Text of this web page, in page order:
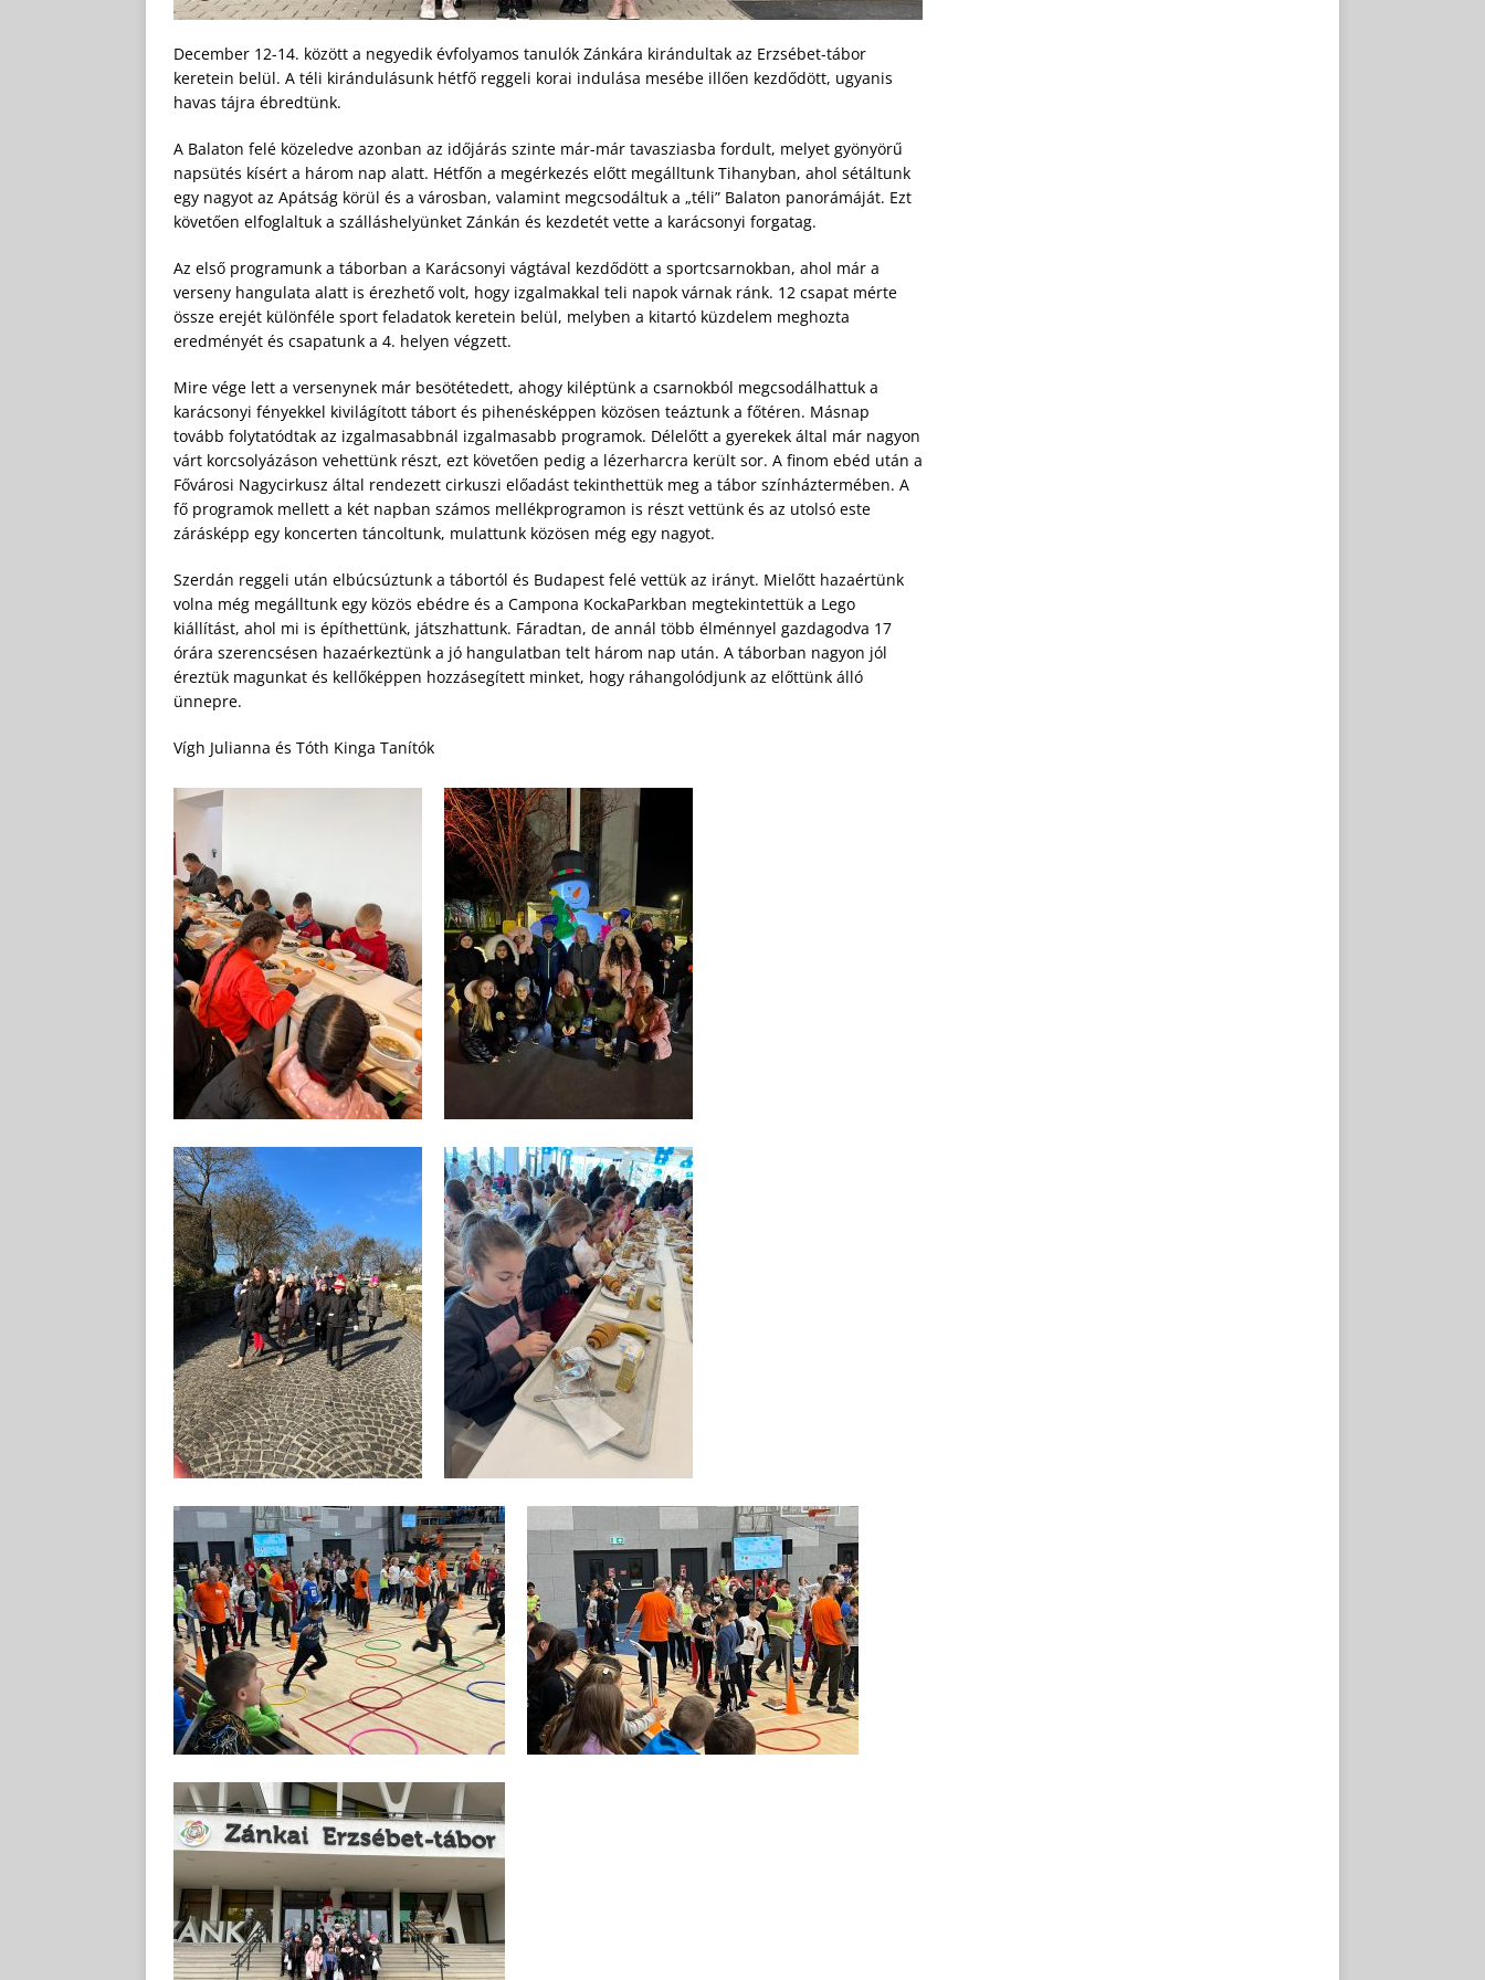
December 12-14. között a negyedik évfolyamos tanulók Zánkára kirándultak az Erzsébet-tábor
keretein belül. A téli kirándulásunk hétfő reggeli korai indulása mesébe illően kezdődött, ugyanis
havas tájra ébredtünk.
A Balaton felé közeledve azonban az időjárás szinte már-már tavasziasba fordult, melyet gyönyörű
napsütés kísért a három nap alatt. Hétfőn a megérkezés előtt megálltunk Tihanyban, ahol sétáltunk
egy nagyot az Apátság körül és a városban, valamint megcsodáltuk a „téli” Balaton panorámáját. Ezt
követően elfoglaltuk a szálláshelyünket Zánkán és kezdetét vette a karácsonyi forgatag.
Az első programunk a táborban a Karácsonyi vágtával kezdődött a sportcsarnokban, ahol már a
verseny hangulata alatt is érezhető volt, hogy izgalmakkal teli napok várnak ránk. 12 csapat mérte
össze erejét különféle sport feladatok keretein belül, melyben a kitartó küzdelem meghozta
eredményét és csapatunk a 4. helyen végzett.
Mire vége lett a versenynek már besötétedett, ahogy kiléptünk a csarnokból megcsodálhattuk a
karácsonyi fényekkel kivilágított tábort és pihenésképpen közösen teáztunk a főtéren. Másnap
tovább folytatódtak az izgalmasabbnál izgalmasabb programok. Délelőtt a gyerekek által már nagyon
várt korcsolyázáson vehettünk részt, ezt követően pedig a lézerharcra került sor. A finom ebéd után a
Fővárosi Nagycirkusz által rendezett cirkuszi előadást tekinthettük meg a tábor színháztermében. A
fő programok mellett a két napban számos mellékprogramon is részt vettünk és az utolsó este
zárásképp egy koncerten táncoltunk, mulattunk közösen még egy nagyot.
Szerdán reggeli után elbúcsúztunk a tábortól és Budapest felé vettük az irányt. Mielőtt hazaértünk
volna még megálltunk egy közös ebédre és a Campona KockaParkban megtekintettük a Lego
kiállítást, ahol mi is építhettünk, játszhattunk. Fáradtan, de annál több élménnyel gazdagodva 17
órára szerencsésen hazaérkeztünk a jó hangulatban telt három nap után. A táborban nagyon jól
éreztük magunkat és kellőképpen hozzásegített minket, hogy ráhangolódjunk az előttünk álló
ünnepre.
Vígh Julianna és Tóth Kinga Tanítók